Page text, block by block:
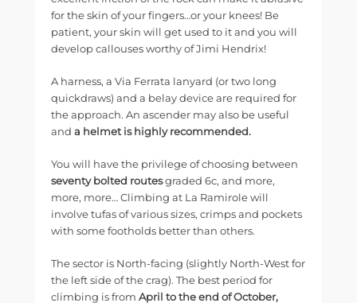
for the skin of your fingers…or your knees! Be
patient, your skin will get used to it and you will
develop callouses worthy of Jimi Hendrix!
A harness, a Via Ferrata lanyard (or two long
quickdraws) and a belay device are required for
the approach. An ascender may also be useful
and a helmet is highly recommended.
You will have the privilege of choosing between
seventy bolted routesgraded 6c, and more,
more, more… Climbing at La Ramirole will
involve tufas of various sizes, crimps and pockets
with some footholds better than others.
The sector is North-facing (slightly North-West for
the left side of the crag). The best period for
climbing is from April to the end of October,